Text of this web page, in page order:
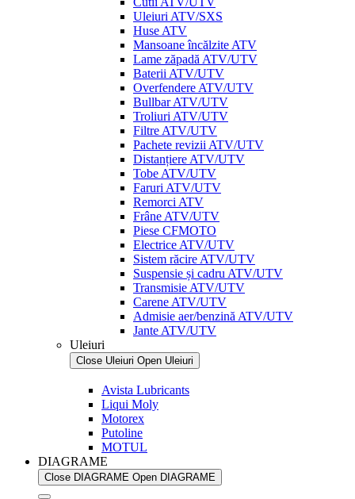
Uleiuri ATV/SXS
Huse ATV
Mansoane încălzite ATV
Lame zăpadă ATV/UTV
Baterii ATV/UTV
Overfendere ATV/UTV
Bullbar ATV/UTV
Troliuri ATV/UTV
Filtre ATV/UTV
Pachete revizii ATV/UTV
Distanțiere ATV/UTV
Tobe ATV/UTV
Faruri ATV/UTV
Remorci ATV
Frâne ATV/UTV
Piese CFMOTO
Electrice ATV/UTV
Sistem răcire ATV/UTV
Suspensie și cadru ATV/UTV
Transmisie ATV/UTV
Carene ATV/UTV
Admisie aer/benzină ATV/UTV
Jante ATV/UTV
Uleiuri
Close Uleiuri Open Uleiuri
Avista Lubricants
Liqui Moly
Motorex
Putoline
MOTUL
DIAGRAME
Close DIAGRAME Open DIAGRAME